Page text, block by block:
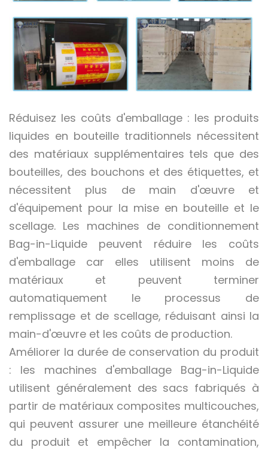
Réduisez les coûts d'emballage : les produits
liquides en bouteille traditionnels nécessitent
des matériaux supplémentaires tels que des
bouteilles, des bouchons et des étiquettes, et
nécessitent plus de main d'œuvre et
d'équipement pour la mise en bouteille et le
scellage. Les machines de conditionnement
Bag-in-Liquide peuvent réduire les coûts
d'emballage car elles utilisent moins de
matériaux et peuvent terminer
automatiquement le processus de
remplissage et de scellage, réduisant ainsi la
main-d'œuvre et les coûts de production.
Améliorer la durée de conservation du produit
: les machines d'emballage Bag-in-Liquide
utilisent généralement des sacs fabriqués à
partir de matériaux composites multicouches,
qui peuvent assurer une meilleure étanchéité
du produit et empêcher la contamination,